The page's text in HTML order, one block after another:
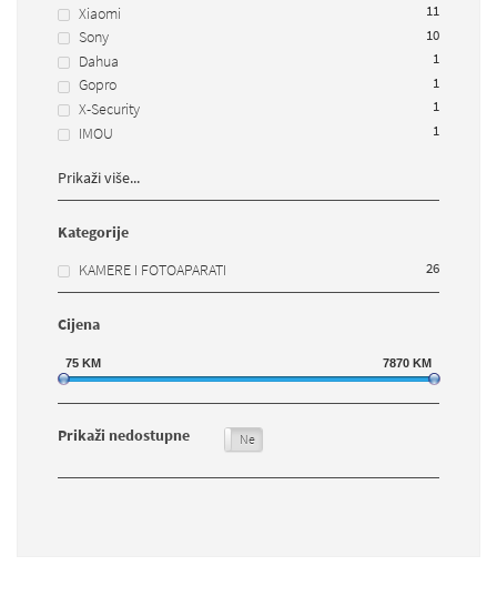
Xiaomi
11
Sony 10
Dahua 1
Gopro 1
X-Security 1
IMOU 1
Prikaži više...
Kategorije
KAMERE I FOTOAPARATI
26
Cijena
75 KM 7870 KM
Prikaži nedostupne Ne